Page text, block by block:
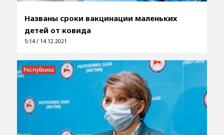
Названы сроки вакцинации маленьких
детей от ковида
5:14 / 14.12.2021
Республика